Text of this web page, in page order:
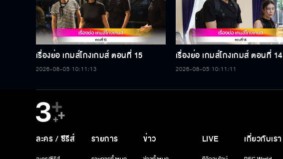
เรื่องย่อ เกมส์โกงเกมส์ ตอนที่ 15
2026-08-05 10:11:13
เรื่องย่อ เกมส์โกงเกมส์ ตอนที่ 14
2026-08-05 10:11:11
ละคร / ซีรีส์ รายการ ข่าว LIVE เกี่ยวกับเรา